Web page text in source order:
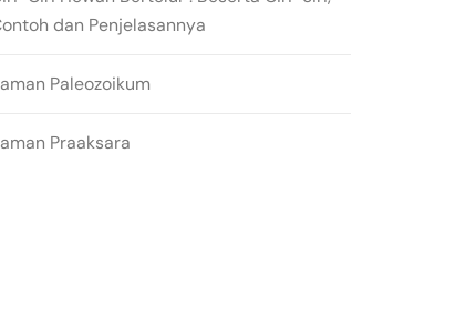
dan Penjelasannya
Paleozoikum
Praaksara